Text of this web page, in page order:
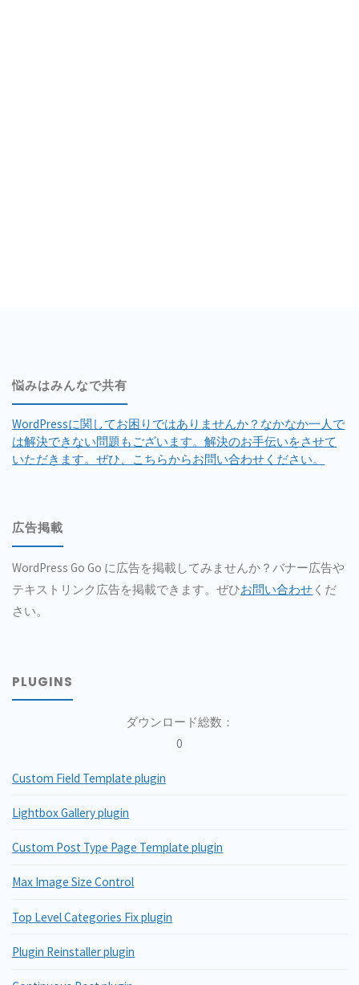
悩みはみんなで共有
WordPressに関してお困りではありませんか？なかなか一人で
は解決できない問題もございます。解決のお手伝いをさせて
いただきます。ぜひ、こちらからお問い合わせください。
広告掲載
WordPress Go Go に広告を掲載してみませんか？バナー広告や
テキストリンク広告を掲載できます。ぜひお問い合わせ くだ
さい。
PLUGINS
ダウンロード総数：
0
Custom Field Template plugin
Lightbox Gallery plugin
Custom Post Type Page Template plugin
Max Image Size Control
Top Level Categories Fix plugin
Plugin Reinstaller plugin